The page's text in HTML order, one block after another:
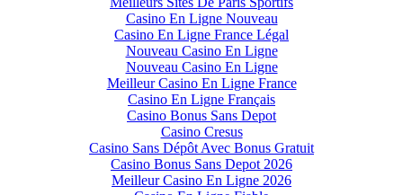
Casino En Ligne Nouveau
Casino En Ligne France Légal
Nouveau Casino En Ligne
Nouveau Casino En Ligne
Meilleur Casino En Ligne France
Casino En Ligne Français
Casino Bonus Sans Depot
Casino Cresus
Casino Sans Dépôt Avec Bonus Gratuit
Casino Bonus Sans Depot 2026
Meilleur Casino En Ligne 2026